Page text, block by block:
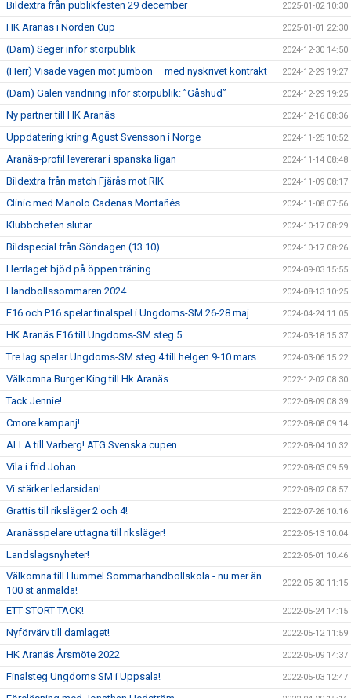
Bildextra från publikfesten 29 december 2025-01-02 10:30
HK Aranäs i Norden Cup 2025-01-01 22:30
(Dam) Seger inför storpublik 2024-12-30 14:50
(Herr) Visade vägen mot jumbon – med nyskrivet kontrakt 2024-12-29 19:27
(Dam) Galen vändning inför storpublik: ”Gåshud” 2024-12-29 19:25
Ny partner till HK Aranäs 2024-12-16 08:36
Uppdatering kring Agust Svensson i Norge 2024-11-25 10:52
Aranäs-profil levererar i spanska ligan 2024-11-14 08:48
Bildextra från match Fjärås mot RIK 2024-11-09 08:17
Clinic med Manolo Cadenas Montañés 2024-11-08 07:56
Klubbchefen slutar 2024-10-17 08:29
Bildspecial från Söndagen (13.10) 2024-10-17 08:26
Herrlaget bjöd på öppen träning 2024-09-03 15:55
Handbollssommaren 2024 2024-08-13 10:25
F16 och P16 spelar finalspel i Ungdoms-SM 26-28 maj 2024-04-24 11:05
HK Aranäs F16 till Ungdoms-SM steg 5 2024-03-18 15:37
Tre lag spelar Ungdoms-SM steg 4 till helgen 9-10 mars 2024-03-06 15:22
Välkomna Burger King till Hk Aranäs 2022-12-02 08:30
Tack Jennie! 2022-08-09 08:39
Cmore kampanj! 2022-08-08 09:14
ALLA till Varberg! ATG Svenska cupen 2022-08-04 10:32
Vila i frid Johan 2022-08-03 09:59
Vi stärker ledarsidan! 2022-08-02 08:57
Grattis till riksläger 2 och 4! 2022-07-26 10:16
Aranässpelare uttagna till riksläger! 2022-06-13 10:04
Landslagsnyheter! 2022-06-01 10:46
Välkomna till Hummel Sommarhandbollskola - nu mer än
100 st anmälda!
2022-05-30 11:15
ETT STORT TACK! 2022-05-24 14:15
Nyförvärv till damlaget! 2022-05-12 11:59
HK Aranäs Årsmöte 2022 2022-05-09 14:37
Finalsteg Ungdoms SM i Uppsala! 2022-05-03 12:47